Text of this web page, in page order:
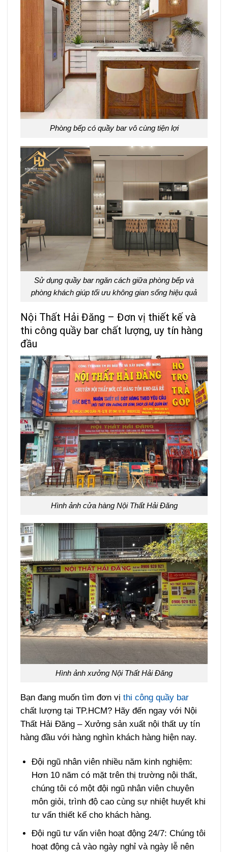
Phòng bếp có quầy bar vô cùng tiện lợi
Sử dụng quầy bar ngăn cách giữa phòng bếp và
phòng khách giúp tối ưu không gian sống hiệu quả
Nội Thất Hải Đăng – Đơn vị thiết kế và
thi công quầy bar chất lượng, uy tín hàng
đầu
Hình ảnh cửa hàng Nội Thất Hải Đăng
Hình ảnh xưởng Nội Thất Hải Đăng
Bạn đang muốn tìm đơn vịthi công quầy bar
chất lượng tại TP.HCM? Hãy đến ngay với Nội
Thất Hải Đăng – Xưởng sản xuất nội thất uy tín
hàng đầu với hàng nghìn khách hàng hiện nay.
Đội ngũ nhân viên nhiều năm kinh nghiệm:
Hơn 10 năm có mặt trên thị trường nội thất,
chúng tôi có một đội ngũ nhân viên chuyên
môn giỏi, trình độ cao cùng sự nhiệt huyết khi
tư vấn thiết kế cho khách hàng.
Đội ngũ tư vấn viên hoạt động 24/7: Chúng tôi
hoạt động cả vào ngày nghỉ và ngày lễ nên